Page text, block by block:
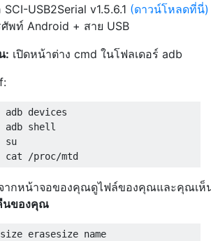
USB2Serial v1.5.6.1 (ดาวน์โหลดที่นี่)
พท์ Android + สาย USB
: เปิดหน้าต่าง cmd ในโฟลเดอร์ adb
adb devices
adb shell
su
ากหน้าจอของคุณดูไฟล์ของคุณและคุณเห็
นของคุณ
erasesize name